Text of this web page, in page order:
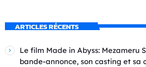
ARTICLES RÉCENTS
Le film Made in Abyss: Mezameru
bande-annonce, son casting et sa